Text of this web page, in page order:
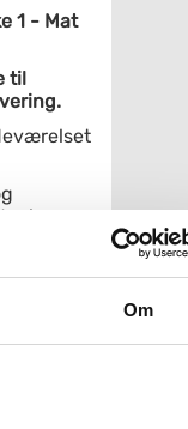
Om
1 - Mat
til
i
til alt,
væggen